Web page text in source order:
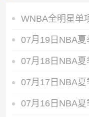
WNBA全明星单
07月19日NBA
07月18日NBA
07月17日NBA
07月16日NBA